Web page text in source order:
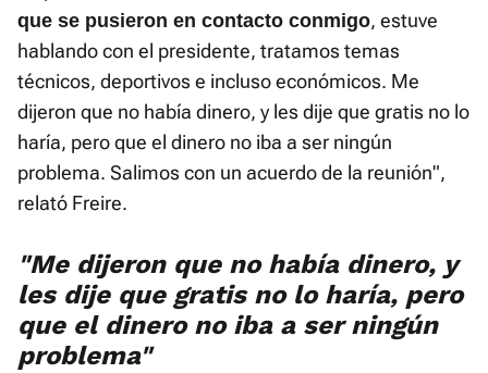
que se pusieron en contacto conmigo, estuve
hablando con el presidente, tratamos temas
técnicos, deportivos e incluso económicos. Me
dijeron que no había dinero, y les dije que gratis no lo
haría, pero que el dinero no iba a ser ningún
problema. Salimos con un acuerdo de la reunión",
relató Freire.
"Me dijeron que no había dinero, y
les dije que gratis no lo haría, pero
que el dinero no iba a ser ningún
problema"